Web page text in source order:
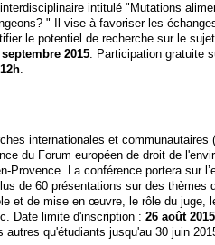
intitulé "Mutations
" Il vise à favoriser les
le potentiel de recherche sur le
2015. Participation gratuite
.
internationales et communautaires
du Forum européen de droit de
Provence. La conférence portera sur
de 60 présentations sur des thèmes
et de mise en œuvre, le rôle du juge,
Date limite d'inscription : 26 août 2015
autres qu'étudiants jusqu'au 30 juin